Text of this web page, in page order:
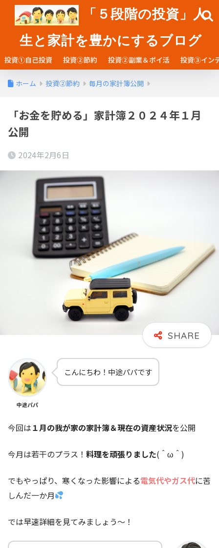
「５段階の投資」人
生と家計を豊かにするブログ
投資①自己投資 投資②節約 投資②副業＆ポイ活 投資③イン
ホーム 投資②節約 毎月の家計簿公開
「お金を貯める」家計簿２０２４年１月
公開
2024年2月6日
中途パパ
こんにちわ！中途パパです
今回は１月の我が家の家計簿＆現在の資産状況を公開
今月は若干のプラス！ 料理を頑張りました(＾ω＾)
でもやっぱり、寒くなった影響による電気代やガス代に苦
しんだ一か月
では早速詳細を見てみましょう～！